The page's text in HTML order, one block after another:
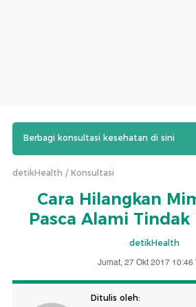
Berbagi konsultasi kesehatan di sini
detikHealth Konsultasi
Cara Hilangkan
Pasca Alami Tindak
detikHealth
Jumat, 27 Okt 2017 10:46
Ditulis oleh: